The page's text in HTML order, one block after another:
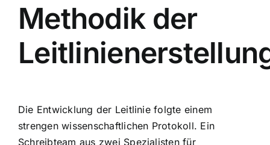
Methodik der
Die Entwicklung der Leitlinie folgte einem
strengen wissenschaftlichen Protokoll. Ein
Schreibteam aus zwei Spezialisten für